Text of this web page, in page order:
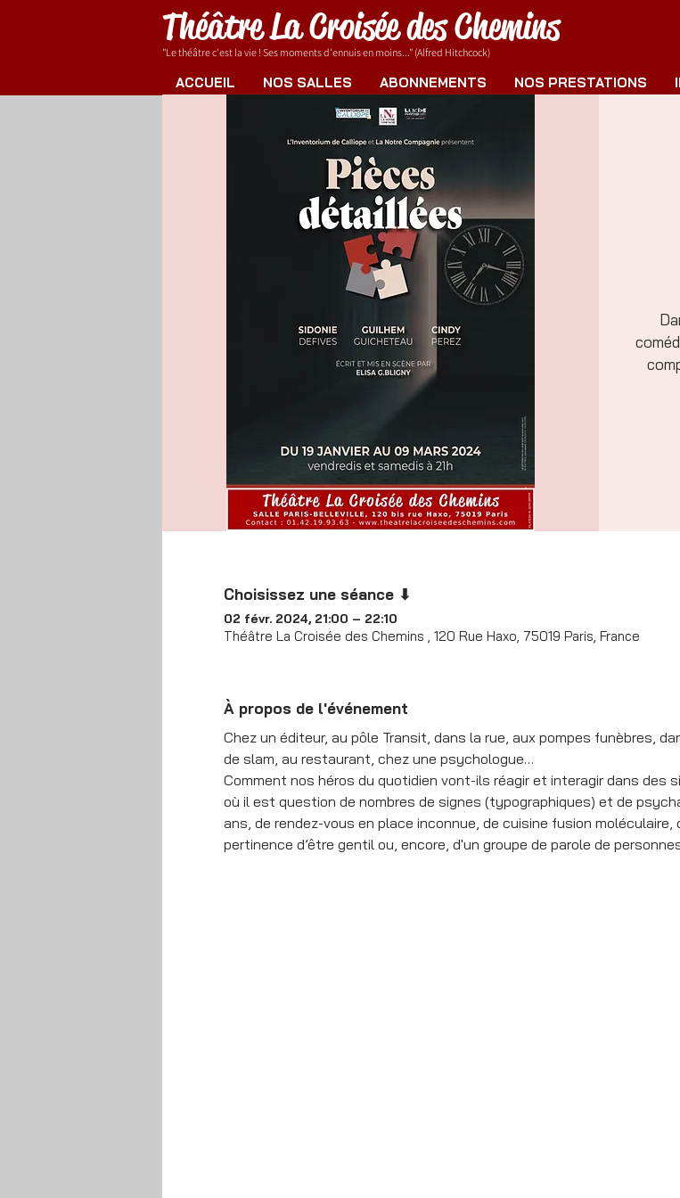
Théâtre La Croisée des Chemins
"Le théâtre c'est la vie ! Ses moments d'ennuis en moins..." (Alfred Hitchcock)
ACCUEIL NOS SALLES ABONNEMENTS NOS PRESTATIONS
Choisissez une séance ⬇
02 févr. 2024, 21:00 – 22:10
Théâtre La Croisée des Chemins , 120 Rue Haxo, 75019 Paris, France
À propos de l'événement
Chez un éditeur, au pôle Transit, dans la rue, aux pompes funèbres,
de slam, au restaurant, chez une psychologue…
Comment nos héros du quotidien vont-ils réagir et interagir dans des
où il est question de nombres de signes (typographiques) et de
ans, de rendez-vous en place inconnue, de cuisine fusion moléculaire,
pertinence d’être gentil ou, encore, d'un groupe de parole de